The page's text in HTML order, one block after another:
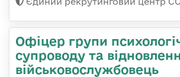
Офіцер групи
супроводу та
військовослужбовець